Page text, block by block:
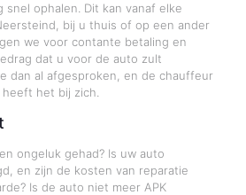
ophalen. Dit kan vanaf elke
bij u thuis of op een ander
we voor contante betaling en
dat u voor de auto zult
dan al afgesproken, en de chauffeur
het bij zich.
ongeluk gehad? Is uw auto
en zijn de kosten van reparatie
Is de auto niet meer APK